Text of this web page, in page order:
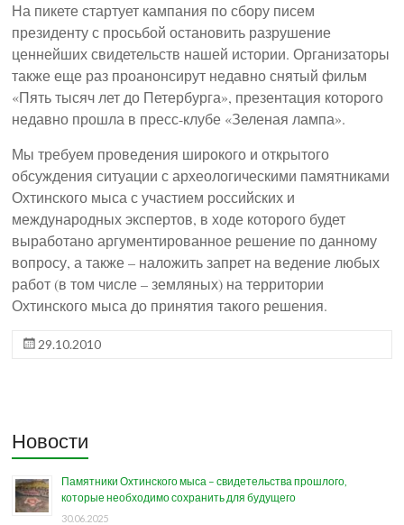
На пикете стартует кампания по сбору писем
президенту с просьбой остановить разрушение
ценнейших свидетельств нашей истории. Организаторы
также еще раз проанонсирут недавно снятый фильм
«Пять тысяч лет до Петербурга», презентация которого
недавно прошла в пресс-клубе «Зеленая лампа».
Мы требуем проведения широкого и открытого
обсуждения ситуации с археологическими памятниками
Охтинского мыса с участием российских и
международных экспертов, в ходе которого будет
выработано аргументированное решение по данному
вопросу, а также – наложить запрет на ведение любых
работ (в том числе – земляных) на территории
Охтинского мыса до принятия такого решения.
29.10.2010
Новости
Памятники Охтинского мыса – свидетельства прошлого,
которые необходимо сохранить для будущего
30.06.2025